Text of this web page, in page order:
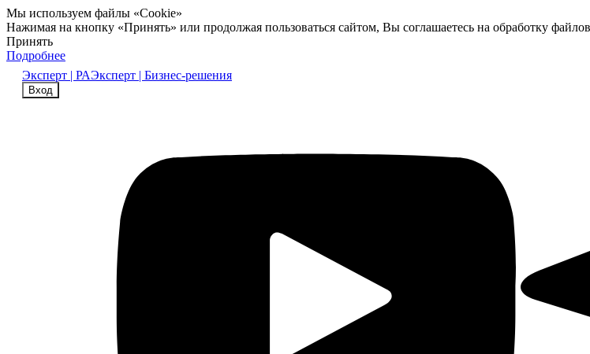
Мы используем файлы «Cookie»
Нажимая на кнопку «Принять» или продолжая пользоваться сайтом, Вы соглашаетесь на обработку
Принять
Подробнее
Эксперт | РАЭксперт | Бизнес-решения
Вход